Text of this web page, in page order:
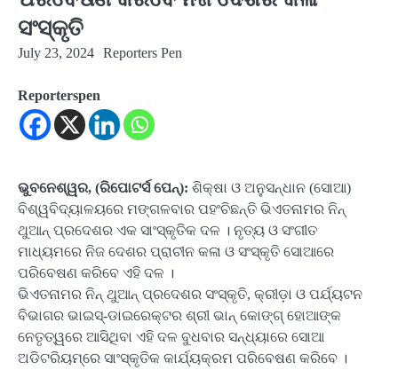
ସଂସ୍କୃତି
July 23, 2024 Reporters Pen
Reporterspen
ଭୁବନେଶ୍ୱର, (ରିପୋଟର୍ସ ପେନ୍‌): ଶିକ୍ଷା ଓ ଅନୁସନ୍ଧାନ (ସୋଆ)
ବିଶ୍ୱବିଦ୍ୟାଳୟରେ ମଙ୍ଗଳବାର ପହଂଚିଛନ୍ତି ଭିଏତନାମର ନିନ୍
ଥୁଆନ୍ ପ୍ରଦେଶର ଏକ ସାଂସ୍କୃତିକ ଦଳ । ନୃତ୍ୟ ଓ ସଂଗୀତ
ମାଧ୍ୟମରେ ନିଜ ଦେଶର ପ୍ରାଚୀନ କଳା ଓ ସଂସ୍କୃତି ସୋଆରେ
ପରିବେଷଣ କରିବେ ଏହି ଦଳ ।
ଭିଏତନାମର ନିନ୍ ଥୁଆନ୍ ପ୍ରଦେଶର ସଂସ୍କୃତି, କ୍ରୀଡ଼ା ଓ ପର୍ଯ୍ୟଟନ
ବିଭାଗର ଭାଇସ୍‌-ଡାଇରେକ୍ଟର ଶ୍ରୀ ଭାନ୍ କୋଙ୍ଗ୍ ହୋଆଙ୍କ
ନେତୃତ୍ୱରେ ଆସିଥିବା ଏହି ଦଳ ବୁଧବାର ସନ୍ଧ୍ୟାରେ ସୋଆ
ଅଡିଟରିୟମ୍‌ରେ ସାଂସ୍କୃତିକ କାର୍ଯ୍ୟକ୍ରମ ପରିବେଷଣ କରିବେ ।